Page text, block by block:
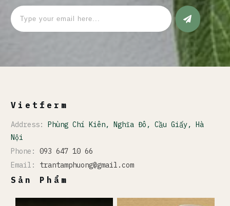
Vietferm
Address: Phùng Chí Kiên, Nghĩa Đô, Cầu Giấy, Hà
Nội
Phone: 093 647 10 66
Email: trantamphuong@gmail.com
Sản Phẩm